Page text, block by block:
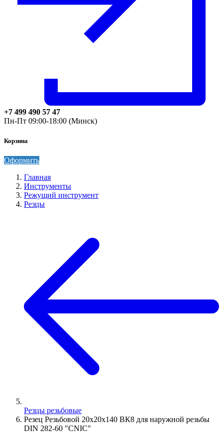
+7 499 490 57 47
Пн-Пт 09:00-18:00 (Минск)
Корзина
Оформить
Главная
Инструменты
Режущий инструмент
Резцы
Резцы резьбовые
Резец Резьбовой 20х20х140 ВК8 для наружной резьбы
DIN 282-60 "CNIC"